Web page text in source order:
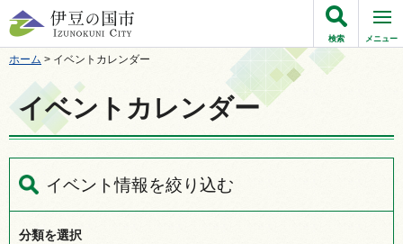
伊豆の国市
検索 メニュー
ホーム > イベントカレンダー
イベントカレンダー
イベント情報を絞り込む
分類を選択